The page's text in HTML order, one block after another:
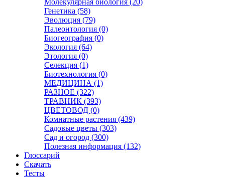
Молекулярная биология (20)
Генетика (58)
Эволюция (79)
Палеонтология (0)
Биогеография (0)
Экология (64)
Этология (0)
Селекция (1)
Биотехнология (0)
МЕДИЦИНА (1)
РАЗНОЕ (322)
ТРАВНИК (393)
ЦВЕТОВОД (0)
Комнатные растения (439)
Садовые цветы (303)
Сад и огород (300)
Полезная информация (132)
Глоссарий
Скачать
Тесты